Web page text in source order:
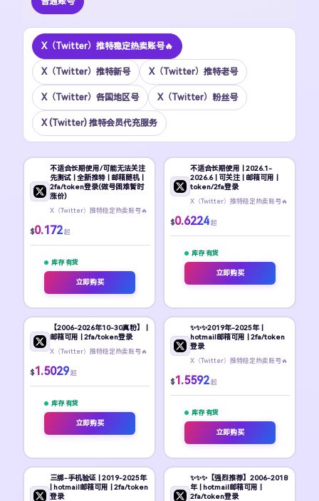
X（Twitter）推特稳定热卖账号🔥
X（Twitter）推特新号 X（Twitter）推特老号
X（Twitter）各国地区号 X（Twitter）粉丝号
X (Twitter) 推特会员代充服务
不适合长期使用/可能无法关注
先测试 | 全新推特 | 邮箱随机 |
2fa/token登录(做号困难暂时
涨价)
X（Twitter）推特稳定热卖账号🔥
$0.172 起
库存 有货
立即购买
不适合长期使用 | 2026.1-
2026.6 | 可关注 | 邮箱可用 |
token/2fa登录
X（Twitter）推特稳定热卖账号🔥
$0.6224 起
库存 有货
立即购买
【2006-2026年10-30真粉】 |
邮箱可用 | 2fa/token登录
X（Twitter）推特稳定热卖账号🔥
$1.5029 起
库存 有货
立即购买
✨️✨️✨️2019年-2025年 |
hotmail邮箱可用 | 2fa/token
登录
X（Twitter）推特稳定热卖账号🔥
$1.5592 起
库存 有货
立即购买
三绑-手机验证 | 2019-2025年
| hotmail邮箱可用 | 2fa/token
登录
✨️✨️✨️【强烈推荐】2006-2018
年 | hotmail邮箱可用 |
2fa/token登录